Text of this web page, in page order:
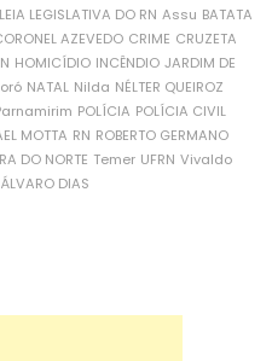
LEGISLATIVA DO RN Assu BATATA
AZEVEDO CRIME CRUZETA
HOMICÍDIO INCÊNDIO JARDIM DE
NATAL Nilda NÉLTER QUEIROZ
POLÍCIA POLÍCIA CIVIL
MOTTA RN ROBERTO GERMANO
DO NORTE Temer UFRN Vivaldo
ÁLVARO DIAS